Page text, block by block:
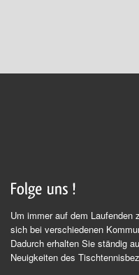
Um immer auf dem
sich bei verschiedenen
Dadurch erhalten Sie ständig
Neuigkeiten des